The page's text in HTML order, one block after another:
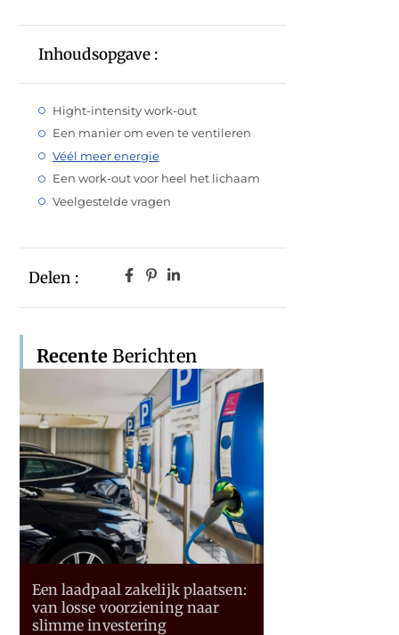
Inhoudsopgave :
Hight-intensity work-out
Een manier om even te ventileren
Véél meer energie
Een work-out voor heel het lichaam
Veelgestelde vragen
Delen :
RecenteBerichten
Een laadpaal zakelijk plaatsen:
van losse voorziening naar
slimme investering